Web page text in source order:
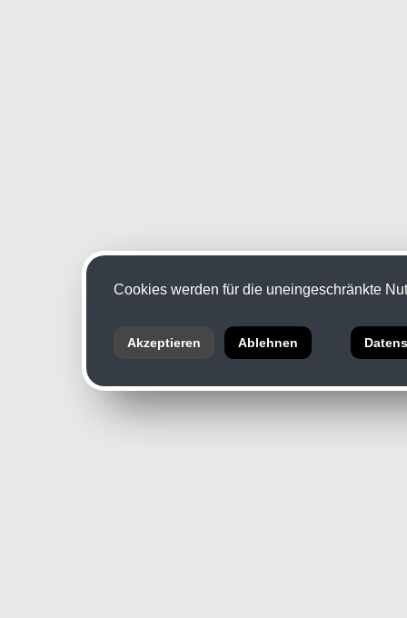
Cookies werden für die uneingeschränkte
Akzeptieren Ablehnen